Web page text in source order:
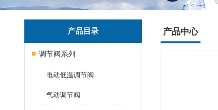
产品目录
调节阀系列
电动低温调节阀
气动调节阀
产品中心